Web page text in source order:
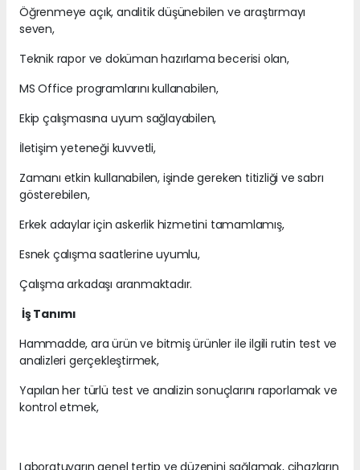
Öğrenmeye açık, analitik düşünebilen ve araştırmayı
seven,
Teknik rapor ve doküman hazırlama becerisi olan,
MS Office programlarını kullanabilen,
Ekip çalışmasına uyum sağlayabilen,
İletişim yeteneği kuvvetli,
Zamanı etkin kullanabilen, işinde gereken titizliği ve sabrı
gösterebilen,
Erkek adaylar için askerlik hizmetini tamamlamış,
Esnek çalışma saatlerine uyumlu,
Çalışma arkadaşı aranmaktadır.
İş Tanımı
Hammadde, ara ürün ve bitmiş ürünler ile ilgili rutin test ve
analizleri gerçekleştirmek,
Yapılan her türlü test ve analizin sonuçlarını raporlamak ve
kontrol etmek,